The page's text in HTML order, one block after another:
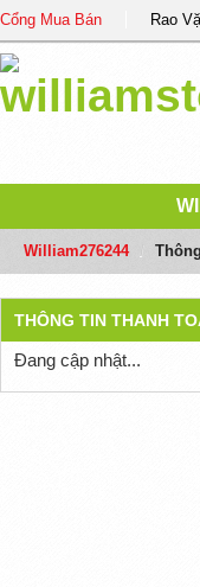
Cổng Mua Bán Rao
William276244
THÔNG TIN THANH
Đang cập nhật...